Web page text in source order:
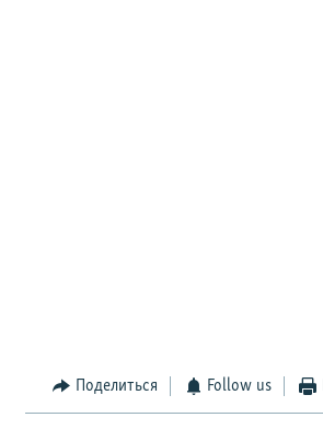
Поделиться Follow us